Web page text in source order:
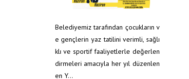
Belediyemiz tarafından çocukların v
e gençlerin yaz tatilini verimli, sağlı
klı ve sportif faaliyetlerle değerlen
dirmeleri amacıyla her yıl düzenlen
en Y...